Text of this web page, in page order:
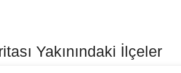
Yakınındaki İlçeler